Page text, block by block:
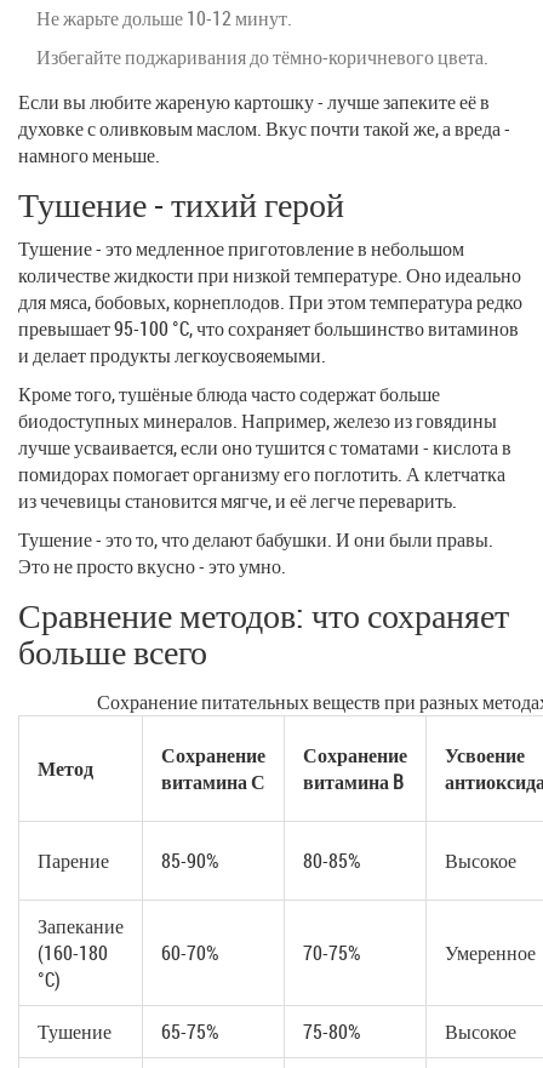
Не жарьте дольше 10-12 минут.
Избегайте поджаривания до тёмно-коричневого цвета.
Если вы любите жареную картошку - лучше запеките её в
духовке с оливковым маслом. Вкус почти такой же, а вреда -
намного меньше.
Тушение - тихий герой
Тушение - это медленное приготовление в небольшом
количестве жидкости при низкой температуре. Оно идеально
для мяса, бобовых, корнеплодов. При этом температура редко
превышает 95-100 °C, что сохраняет большинство витаминов
и делает продукты легкоусвояемыми.
Кроме того, тушёные блюда часто содержат больше
биодоступных минералов. Например, железо из говядины
лучше усваивается, если оно тушится с томатами - кислота в
помидорах помогает организму его поглотить. А клетчатка
из чечевицы становится мягче, и её легче переварить.
Тушение - это то, что делают бабушки. И они были правы.
Это не просто вкусно - это умно.
Сравнение методов: что сохраняет
больше всего
Сохранение питательных веществ при разных
Метод
Сохранение
витамина С
Сохранение
витамина B
Усвоение
Парение 85-90% 80-85% Высокое
Запекание
(160-180
°C)
60-70% 70-75% Умеренное
Тушение 65-75% 75-80%
Высокое